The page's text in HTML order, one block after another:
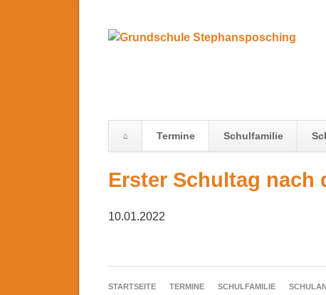
Termine Schulfamilie
überspringen
Erster Schultag nach
10.01.2022
NAVIGATION
STARTSEITE TERMINE SCHULFAMILIE